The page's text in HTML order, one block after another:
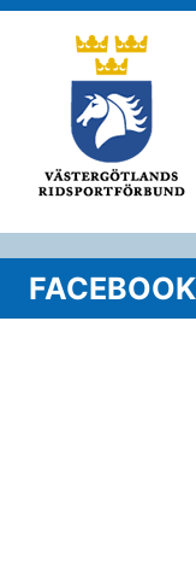
FACEBOOK